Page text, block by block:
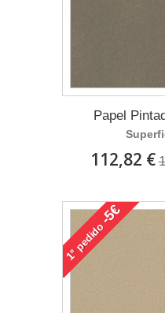
Papel
112,82 €
1°
pedido
-5€